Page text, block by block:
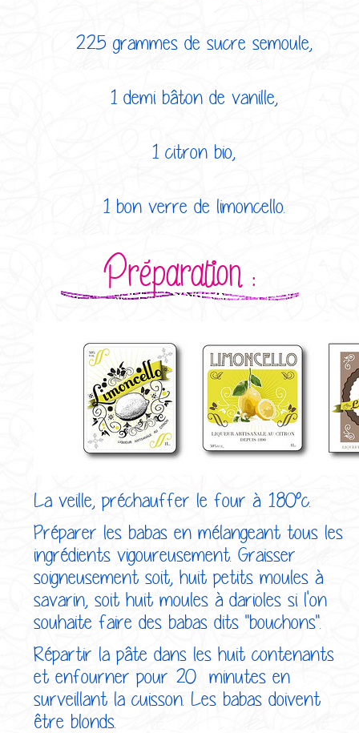
225 grammes de sucre semoule,
1 demi bâton de vanille,
1 citron bio,
1 bon verre de limoncello.
Préparation :
La veille, préchauffer le four à 180°c.
Préparer les babas en mélangeant tous les
ingrédients vigoureusement. Graisser
soigneusement soit, huit petits moules à
savarin, soit huit moules à darioles si l'on
souhaite faire des babas dits "bouchons".
Répartir la pâte dans les huit contenants
et enfourner pour 20 minutes en
surveillant la cuisson. Les babas doivent
être blonds.